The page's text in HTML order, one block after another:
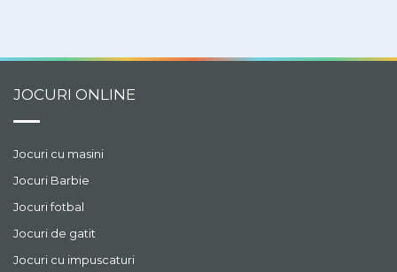
JOCURI ONLINE
Jocuri cu masini
Jocuri Barbie
Jocuri fotbal
Jocuri de gatit
Jocuri cu impuscaturi